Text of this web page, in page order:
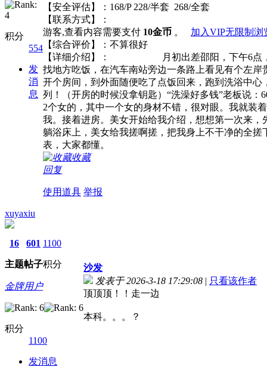
积分
554
发
消
息
【安全评估】：168/P 228/半套 268/全套
【联系方式】：
游客,查看内容需要支付 10金币 。 加入VIP无限制浏
【综合评价】：不算很好
【详细介绍】： 月初出差邵阳，下午6点，搞
找地方吃饭，在汽车南站旁边一条路上看见有个左
开个房间，到外面随便吃了点饭回来，跑到洗浴中
列！（开房的时候没拿钥匙）“洗澡好多钱”老板说
2个女的，其中一个女的身材不错，很对眼。我就装
我。接着进房。美女开始给我介绍，想想第一次来
躺浴床上，美女给我搓啊搓，把我身上不干净的全
表，大家都懂。
收藏
回复
使用道具 举报
xuyaxiu
16
主题
601
帖子
1100
积分
金牌用户
积分
1100
发消息
沙发
发表于 2026-3-18 17:29:08 | 只看该作者
顶顶顶！！走一边
本科。。。？